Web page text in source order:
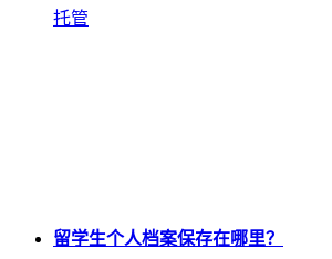
托管
留学生个人档案保存在哪里？